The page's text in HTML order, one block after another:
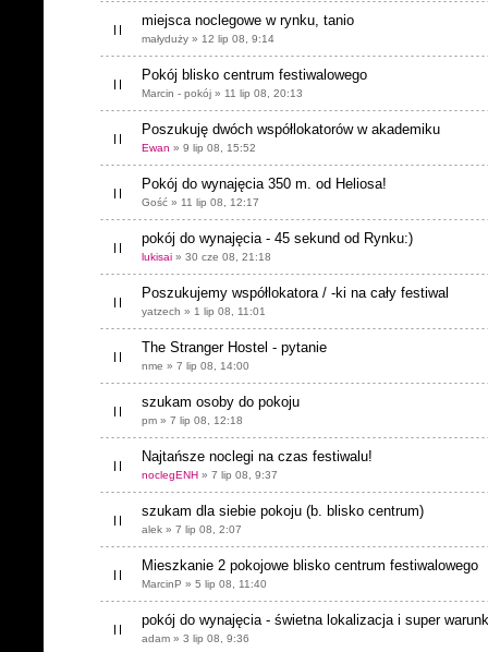
miejsca noclegowe w rynku, tanio
małyduży » 12 lip 08, 9:14
Pokój blisko centrum festiwalowego
Marcin - pokój » 11 lip 08, 20:13
Poszukuję dwóch współlokatorów w akademiku
Ewan » 9 lip 08, 15:52
Pokój do wynajęcia 350 m. od Heliosa!
Gość » 11 lip 08, 12:17
pokój do wynajęcia - 45 sekund od Rynku:)
lukisai » 30 cze 08, 21:18
Poszukujemy współlokatora / -ki na cały festiwal
yatzech » 1 lip 08, 11:01
The Stranger Hostel - pytanie
nme » 7 lip 08, 14:00
szukam osoby do pokoju
pm » 7 lip 08, 12:18
Najtańsze noclegi na czas festiwalu!
noclegENH » 7 lip 08, 9:37
szukam dla siebie pokoju (b. blisko centrum)
alek » 7 lip 08, 2:07
Mieszkanie 2 pokojowe blisko centrum festiwalowego
MarcinP » 5 lip 08, 11:40
pokój do wynajęcia - świetna lokalizacja i super
adam » 3 lip 08, 9:36